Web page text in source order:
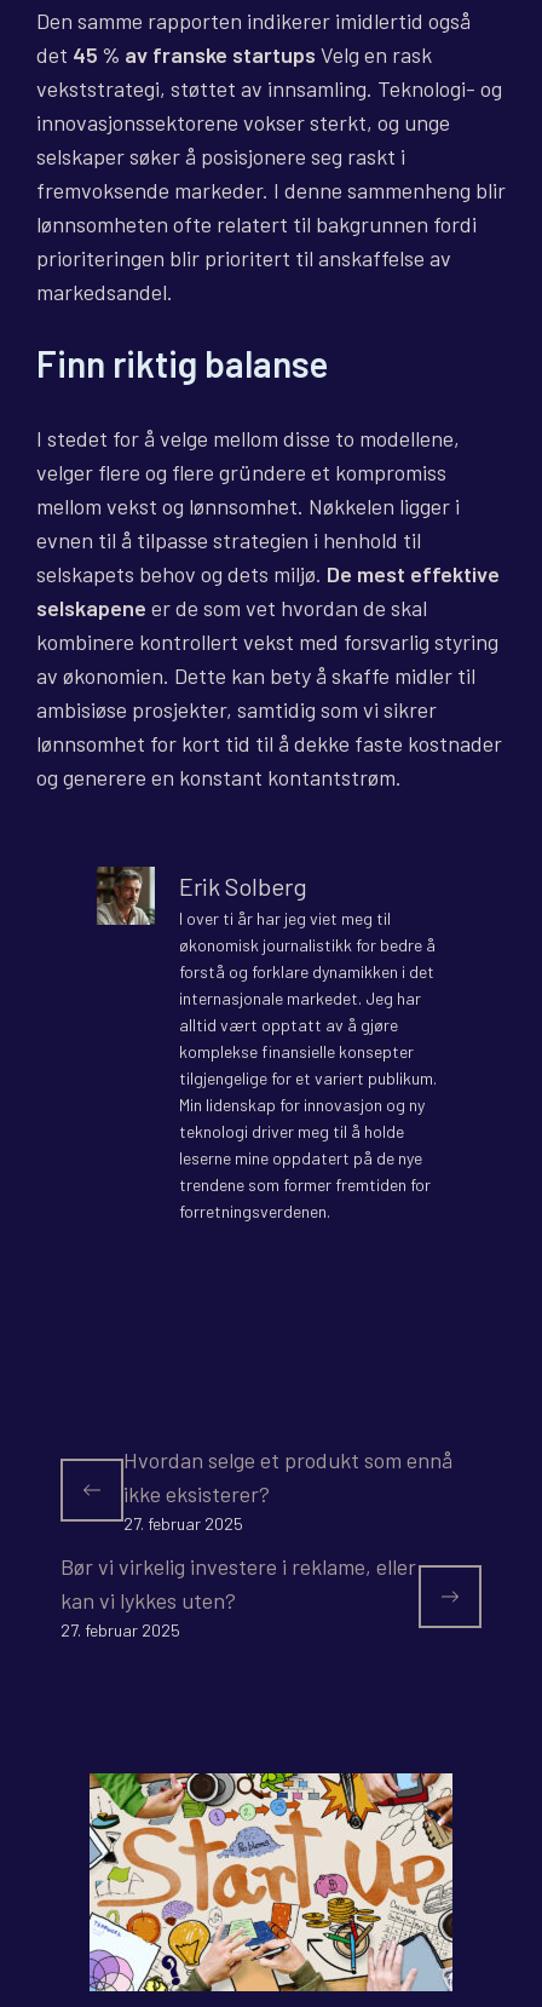
Den samme rapporten indikerer imidlertid også
det 45 % av franske startups Velg en rask
vekststrategi, støttet av innsamling. Teknologi- og
innovasjonssektorene vokser sterkt, og unge
selskaper søker å posisjonere seg raskt i
fremvoksende markeder. I denne sammenheng blir
lønnsomheten ofte relatert til bakgrunnen fordi
prioriteringen blir prioritert til anskaffelse av
markedsandel.
Finn riktig balanse
I stedet for å velge mellom disse to modellene,
velger flere og flere gründere et kompromiss
mellom vekst og lønnsomhet. Nøkkelen ligger i
evnen til å tilpasse strategien i henhold til
selskapets behov og dets miljø. De mest effektive
selskapene er de som vet hvordan de skal
kombinere kontrollert vekst med forsvarlig styring
av økonomien. Dette kan bety å skaffe midler til
ambisiøse prosjekter, samtidig som vi sikrer
lønnsomhet for kort tid til å dekke faste kostnader
og generere en konstant kontantstrøm.
Erik Solberg
I over ti år har jeg viet meg til
økonomisk journalistikk for bedre å
forstå og forklare dynamikken i det
internasjonale markedet. Jeg har
alltid vært opptatt av å gjøre
komplekse finansielle konsepter
tilgjengelige for et variert publikum.
Min lidenskap for innovasjon og ny
teknologi driver meg til å holde
leserne mine oppdatert på de nye
trendene som former fremtiden for
forretningsverdenen.
Hvordan selge et produkt som ennå
ikke eksisterer?
27. februar 2025
Bør vi virkelig investere i reklame, eller
kan vi lykkes uten?
27. februar 2025